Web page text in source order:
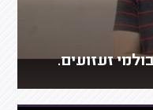
זעזועים.